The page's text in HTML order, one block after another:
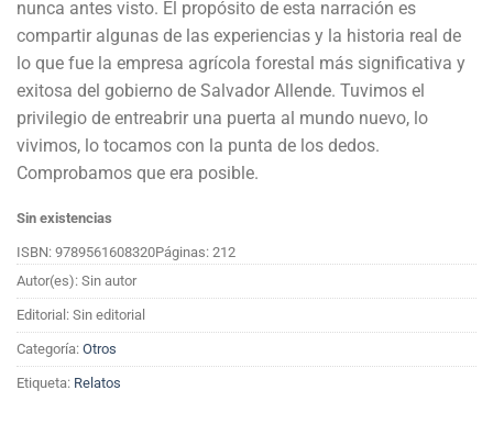
nunca antes visto. El propósito de esta narración es
compartir algunas de las experiencias y la historia real de
lo que fue la empresa agrícola forestal más significativa y
exitosa del gobierno de Salvador Allende. Tuvimos el
privilegio de entreabrir una puerta al mundo nuevo, lo
vivimos, lo tocamos con la punta de los dedos.
Comprobamos que era posible.
Sin existencias
ISBN: 9789561608320Páginas: 212
Autor(es): Sin autor
Editorial: Sin editorial
Categoría: Otros
Etiqueta: Relatos